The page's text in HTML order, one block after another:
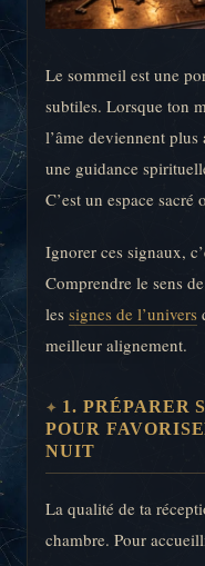
Le sommeil est une
subtiles. Lorsque ton
l’âme deviennent plus
une guidance
C’est un espace sacré
Ignorer ces signaux,
Comprendre le sens
les signes de l’univers
meilleur alignement.
1. PRÉPARER
POUR
NUIT
La qualité de ta
chambre. Pour